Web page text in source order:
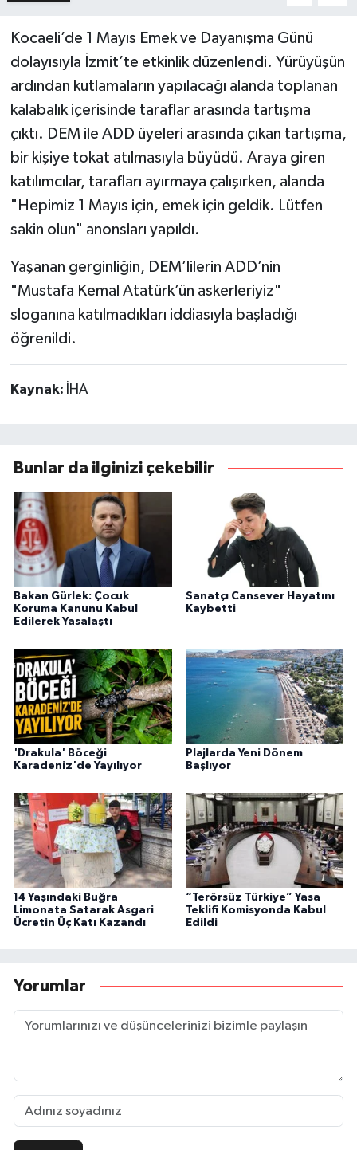
Kocaeli’de 1 Mayıs Emek ve Dayanışma Günü
dolayısıyla İzmit’te etkinlik düzenlendi. Yürüyüşün
ardından kutlamaların yapılacağı alanda toplanan
kalabalık içerisinde taraflar arasında tartışma
çıktı. DEM ile ADD üyeleri arasında çıkan tartışma,
bir kişiye tokat atılmasıyla büyüdü. Araya giren
katılımcılar, tarafları ayırmaya çalışırken, alanda
"Hepimiz 1 Mayıs için, emek için geldik. Lütfen
sakin olun" anonsları yapıldı.
Yaşanan gerginliğin, DEM’lilerin ADD’nin
"Mustafa Kemal Atatürk’ün askerleriyiz"
sloganına katılmadıkları iddiasıyla başladığı
öğrenildi.
Kaynak: İHA
Bunlar da ilginizi çekebilir
Bakan Gürlek: Çocuk
Koruma Kanunu Kabul
Edilerek Yasalaştı
Sanatçı Cansever Hayatını
Kaybetti
'Drakula' Böceği
Karadeniz'de Yayılıyor
Plajlarda Yeni Dönem
Başlıyor
14 Yaşındaki Buğra
Limonata Satarak Asgari
Ücretin Üç Katı Kazandı
“Terörsüz Türkiye” Yasa
Teklifi Komisyonda Kabul
Edildi
Yorumlar